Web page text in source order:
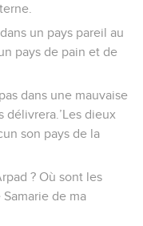
un pays pareil au
pays de pain et de
dans une mauvaise
délivrera.’Les dieux
son pays de la
? Où sont les
de ma